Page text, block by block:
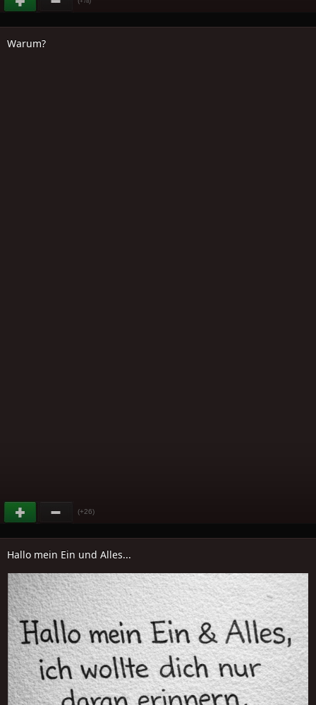
Warum?
(+26)
Hallo mein Ein und Alles...